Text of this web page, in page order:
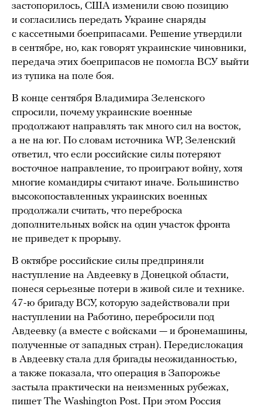
застопорилось, США изменили свою позицию
и согласились передать Украине снаряды
с кассетными боеприпасами. Решение утвердили
в сентябре, но, как говорят украинские чиновники,
передача этих боеприпасов не помогла ВСУ выйти
из тупика на поле боя.
В конце сентября Владимира Зеленского
спросили, почему украинские военные
продолжают направлять так много сил на восток,
а не на юг. По словам источника WP, Зеленский
ответил, что если российские силы потеряют
восточное направление, то проиграют войну, хотя
многие командиры считают иначе. Большинство
высокопоставленных украинских военных
продолжали считать, что переброска
дополнительных войск на один участок фронта
не приведет к прорыву.
В октябре российские силы предприняли
наступление на Авдеевку в Донецкой области,
понеся серьезные потери в живой силе и технике.
47-ю бригаду ВСУ, которую задействовали при
наступлении на Работино, перебросили под
Авдеевку (а вместе с войсками — и бронемашины,
полученные от западных стран). Передислокация
в Авдеевку стала для бригады неожиданностью,
а также показала, что операция в Запорожье
застыла практически на неизменных рубежах,
пишет The Washington Post. При этом Россия